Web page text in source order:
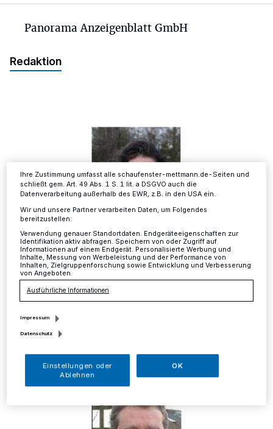
Panorama Anzeigenblatt GmbH
Redaktion
Redakteurin
Nicole Palmieri
0211 9030644
per Mail kontaktieren
personenbezogene Daten wie Browserdaten oder eindeutige
Kennungen auf Ihrem Gerät zu. Durch Auswahl von OK aktivieren Sie
ändern oder Ihre Einwilligung zu widerrufen, indem Sie auf den Link
Einstellungen oder Ablehnen am unteren Rand der Webseite klicken.
Ihre Einstellungen gelten innerhalb unseres Website. Weitere
Informationen finden Sie in unserer Datenschutzerklärung.
Ihre Zustimmung umfasst alle schaufenster-mettmann.de-Seiten und
schließt gem. Art. 49 Abs. 1 S. 1 lit. a DSGVO auch die
Datenverarbeitung außerhalb des EWR, z.B. in den USA ein.
Wir und unsere Partner verarbeiten Daten, um Folgendes
bereitzustellen:
Verwendung genauer Standortdaten. Endgeräteeigenschaften zur
Identifikation aktiv abfragen. Speichern von oder Zugriff auf
Informationen auf einem Endgerät. Personalisierte Werbung und
Inhalte, Messung von Werbeleistung und der Performance von
Inhalten, Zielgruppenforschung sowie Entwicklung und Verbesserung
von Angeboten.
Ausführliche Informationen
Impressum
Datenschutz
Einstellungen oder
Ablehnen
OK